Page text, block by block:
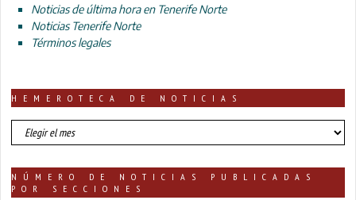
Noticias de última hora en Tenerife Norte
Noticias Tenerife Norte
Términos legales
HEMEROTECA DE NOTICIAS
HEMEROTECA
DE
NÚMERO DE NOTICIAS PUBLICADAS
POR SECCIONES